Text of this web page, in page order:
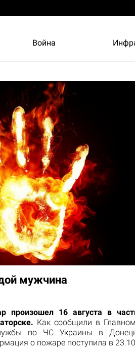
Война
мужчина
произошел 16 августа в
Как сообщили в
по ЧС Украины в
о пожаре поступила в